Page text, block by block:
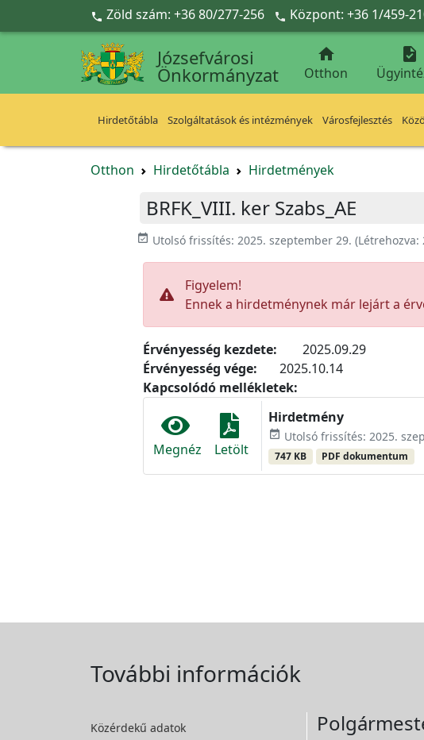
Ugrás a fő tartalomra
 Zöld szám: +36 80/277-256  Központ: +36 1/459-
Józsefvárosi
Önkormányzat

Otthon

Hirdetőtábla Szolgáltatások és intézmények Városfejlesztés
Otthon Hirdetőtábla Hirdetmények
BRFK_VIII. ker Szabs_AE
event_available Utolsó frissítés: 2025. szeptember 29. (Létrehozva:
Figyelem!
Ennek a hirdetménynek már lejárt a
Érvényesség kezdete:
2025.09.29
Érvényesség vége:
2025.10.14
Kapcsolódó mellékletek:
Megnéz Letölt
Hirdetmény
event_available Utolsó frissítés: 2025.
747 KB PDF dokumentum
További információk
Közérdekű adatok